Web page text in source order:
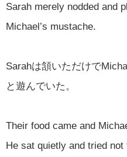
Sarah merely nodded and
Michael’s mustache.
Sarahは頷いただけで
と遊んでいた。
Their food came and
He sat quietly and tried not